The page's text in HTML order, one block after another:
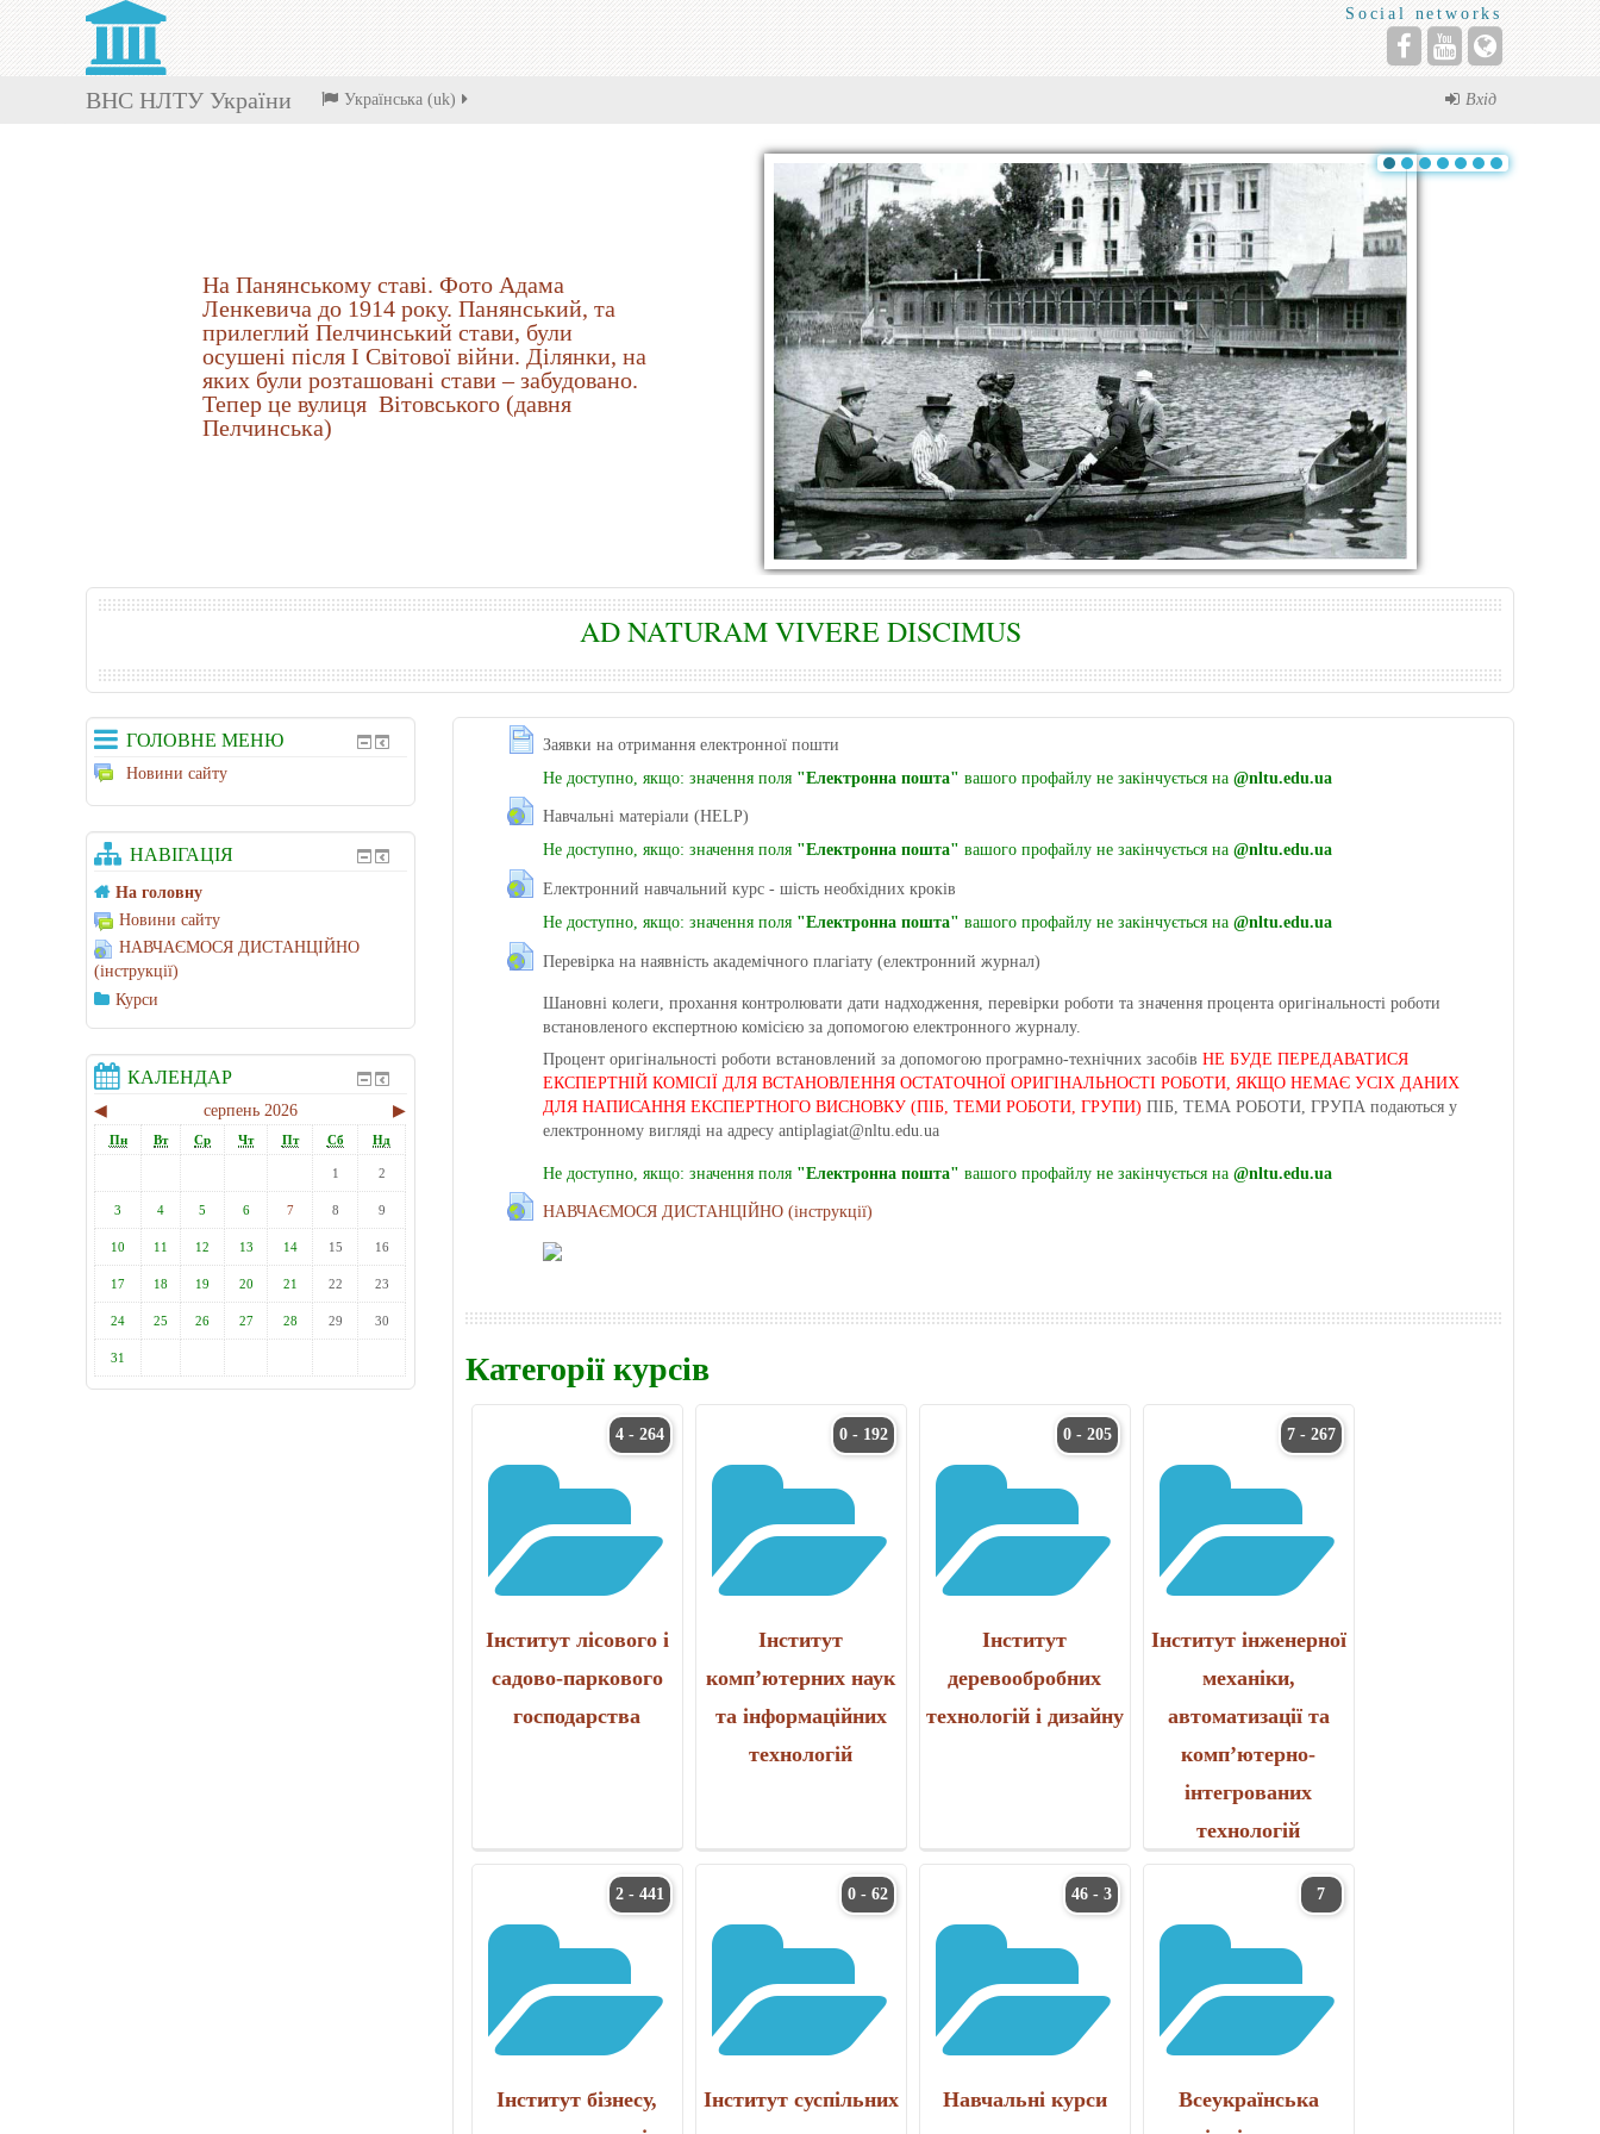
Social networks
ВНС НЛТУ України Вхід
Українська ‎(uk)‎
На Панянському ставі. Фото Адама
Ленкевича до 1914 року. Панянський, та
прилеглий Пелчинський стави, були
осушені після I Світової війни. Ділянки, на
яких були розташовані стави – забудовано.
Тепер це вулиця Вітовського (давня
Пелчинська)
AD NATURAM VIVERE DISCIMUS
Заявки на отримання електронної пошти
Не доступно, якщо: значення поля "Електронна пошта" вашого профайлу не закінчується на @nltu.edu.ua
Навчальні матеріали (HELP)
Не доступно, якщо: значення поля "Електронна пошта" вашого профайлу не закінчується на @nltu.edu.ua
Електронний навчальний курс - шість необхідних кроків
Не доступно, якщо: значення поля "Електронна пошта" вашого профайлу не закінчується на @nltu.edu.ua
Перевірка на наявність академічного плагіату (електронний журнал)
Шановні колеги, прохання контролювати дати надходження, перевірки роботи та значення процента оригінальності роботи
встановленого експертною комісією за допомогою електронного журналу.
Процент оригінальності роботи встановлений за допомогою програмно-технічних засобів НЕ БУДЕ ПЕРЕДАВАТИСЯ
ЕКСПЕРТНІЙ КОМІСІЇ ДЛЯ ВСТАНОВЛЕННЯ ОСТАТОЧНОЇ ОРИГІНАЛЬНОСТІ РОБОТИ, ЯКЩО НЕМАЄ УСІХ ДАНИХ
ДЛЯ НАПИСАННЯ ЕКСПЕРТНОГО ВИСНОВКУ (ПІБ, ТЕМИ РОБОТИ, ГРУПИ) ПІБ, ТЕМА РОБОТИ, ГРУПА подаються у
електронному вигляді на адресу antiplagiat@nltu.edu.ua
Не доступно, якщо: значення поля "Електронна пошта" вашого профайлу не закінчується на @nltu.edu.ua
НАВЧАЄМОСЯ ДИСТАНЦІЙНО (інструкції)
Категорії курсів
4 - 264
Інститут лісового і
садово-паркового
господарства
0 - 192
Інститут
комп’ютерних наук
та інформаційних
технологій
0 - 205
Інститут
деревообробних
технологій і дизайну
7 - 267
Інститут інженерної
механіки,
автоматизації та
комп’ютерно-
інтегрованих
технологій
2 - 441
Інститут бізнесу,
0 - 62
Інститут суспільних
46 - 3
Навчальні курси
7
Всеукраїнська
ГОЛОВНЕ МЕНЮ
Новини сайту
НАВІГАЦІЯ
На головну
Новини сайту
НАВЧАЄМОСЯ ДИСТАНЦІЙНО
(інструкції)
Курси
КАЛЕНДАР
◀︎ серпень 2026 ▶︎
Пн Вт Ср Чт Пт Сб Нд
1 2
3 4 5 6 7 8 9
10 11 12 13 14 15 16
17 18 19 20 21 22 23
24 25 26 27 28 29 30
31